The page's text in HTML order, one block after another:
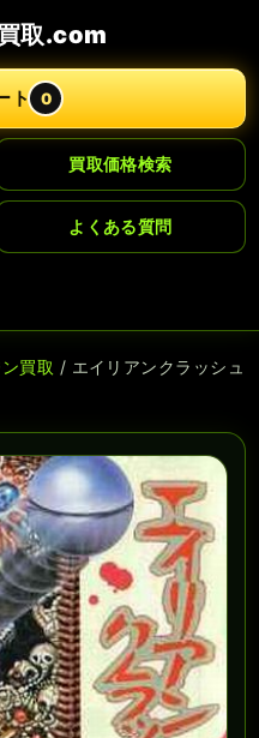
取.com
ト 0
買取価格検索
よくある質問
買取 / エイリアンクラッシュ